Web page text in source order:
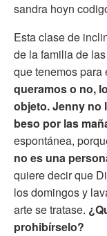
sandra hoyn
Esta clase de
de la familia de
que tenemos para
queramos o no,
objeto.Jenny no
beso por las
espontánea,
no es una
quiere decir que
los domingos y
arte se tratase.
prohibírselo?